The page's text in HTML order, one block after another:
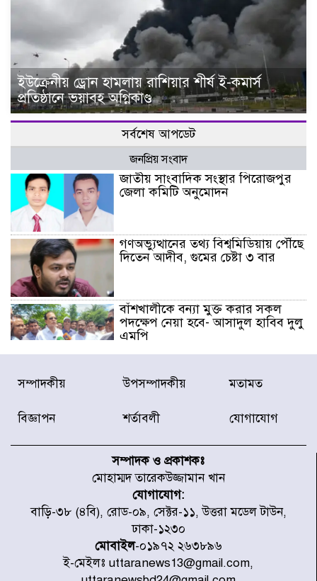
ইউক্রেনীয় ড্রোন হামলায় রাশিয়ার শীর্ষ ই-কমার্স
প্রতিষ্ঠানে ভয়াবহ অগ্নিকাণ্ড
সর্বশেষ আপডেট
জনপ্রিয় সংবাদ
জাতীয় সাংবাদিক সংস্থার পিরোজপুর
জেলা কমিটি অনুমোদন
গণঅভ্যুত্থানের তথ্য বিশ্বমিডিয়ায় পৌঁছে
দিতেন আদীব, গুমের চেষ্টা ৩ বার
বাঁশখালীকে বন্যা মুক্ত করার সকল
পদক্ষেপ নেয়া হবে- আসাদুল হাবিব দুলু
এমপি
বিদ্যুৎ-জ্বালানি খাতে অস্থিরতা তৈরির
চেষ্টা করছে একটি চক্র : প্রধানমন্ত্রী
৫ আহত, চীনে বন্দর বন্ধ
চিকিৎসা খাতে জিডিপির ৫ শতাংশ
বরাদ্দের ঘোষণা স্থানীয় সরকার মন্ত্রীর
জুলাই জাদুঘর ঘুরে দেখলেন এনসিপি
সম্পাদকীয় উপসম্পাদকীয় মতামত
বিজ্ঞাপন শর্তাবলী যোগাযোগ
সম্পাদক ও প্রকাশকঃ
মোহাম্মদ তারেকউজ্জামান খান
যোগাযোগ:
বাড়ি-৩৮ (৪বি), রোড-০৯, সেক্টর-১১, উত্তরা মডেল টাউন,
ঢাকা-১২৩০
মোবাইল-০১৯৭২ ২৬৩৮৯৬
ই-মেইলঃ uttaranews13@gmail.com,